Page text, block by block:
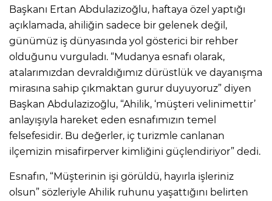
Başkanı Ertan Abdulazizoğlu, haftaya özel yaptığı
açıklamada, ahiliğin sadece bir gelenek değil,
günümüz iş dünyasında yol gösterici bir rehber
olduğunu vurguladı. “Mudanya esnafı olarak,
atalarımızdan devraldığımız dürüstlük ve dayanışma
mirasına sahip çıkmaktan gurur duyuyoruz” diyen
Başkan Abdulazizoğlu, “Ahilik, ‘müşteri velinimettir’
anlayışıyla hareket eden esnafımızın temel
felsefesidir. Bu değerler, iç turizmle canlanan
ilçemizin misafirperver kimliğini güçlendiriyor” dedi.
Esnafın, “Müşterinin işi görüldü, hayırla işleriniz
olsun” sözleriyle Ahilik ruhunu yaşattığını belirten